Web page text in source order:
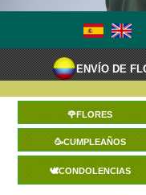
ENVÍO DE
🌹FLORES
🥳CUMPLEAÑOS
🕊️CONDOLENCIAS